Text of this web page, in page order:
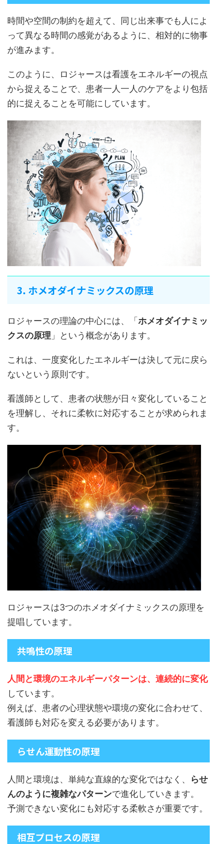
時間や空間の制約を超えて、同じ出来事でも人によ
って異なる時間の感覚があるように、相対的に物事
が進みます。
このように、ロジャースは看護をエネルギーの視点
から捉えることで、患者一人一人のケアをより包括
的に捉えることを可能にしています。
3. ホメオダイナミックスの原理
ロジャースの理論の中心には、「ホメオダイナミッ
クスの原理 」という概念があります。
これは、一度変化したエネルギーは決して元に戻ら
ないという原則です。
看護師として、患者の状態が日々変化していること
を理解し、それに柔軟に対応することが求められま
す。
ロジャースは3つのホメオダイナミックスの原理を
提唱しています。
共鳴性の原理
人間と環境のエネルギーパターンは、連続的に変化
しています。
例えば、患者の心理状態や環境の変化に合わせて、
看護師も対応を変える必要があります。
らせん運動性の原理
人間と環境は、単純な直線的な変化ではなく、
らせ
んのように複雑なパターンで進化していきます。
予測できない変化にも対応する柔軟さが重要です。
相互プロセスの原理